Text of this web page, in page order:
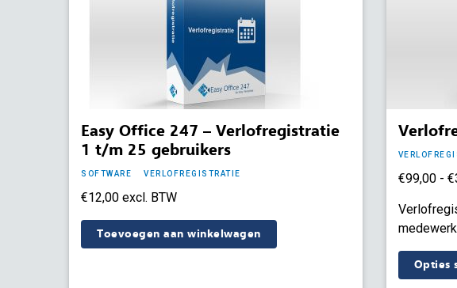
Easy Office 247 – Verlofregistratie
1 t/m 25 gebruikers
SOFTWARE VERLOFREGISTRATIE
€12,00 excl. BTW
Toevoegen aan winkelwagen
€99,00 - €
Opties